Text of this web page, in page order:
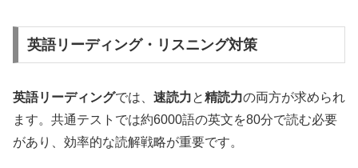
英語リーディング・リスニング対策
英語リーディングでは、 速読力と精読力の両方が求められ
ます。共通テストでは約6000語の英文を80分で読む必要
があり、効率的な読解戦略が重要です。